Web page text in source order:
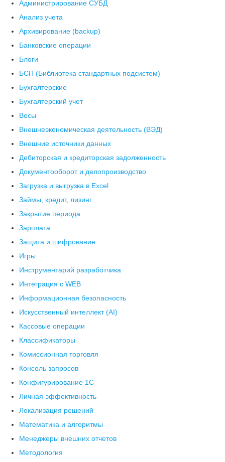
Администрирование СУБД
Анализ учета
Архивирование (backup)
Банковские операции
Блоги
БСП (Библиотека стандартных подсистем)
Бухгалтерские
Бухгалтерский учет
Весы
Внешнеэкономическая деятельность (ВЭД)
Внешние источники данных
Дебиторская и кредиторская задолженность
Документооборот и делопроизводство
Загрузка и выгрузка в Excel
Займы, кредит, лизинг
Закрытие периода
Зарплата
Защита и шифрование
Игры
Инструментарий разработчика
Интеграция с WEB
Информационная безопасность
Искусственный интеллект (AI)
Кассовые операции
Классификаторы
Комиссионная торговля
Консоль запросов
Конфигурирование 1С
Личная эффективность
Локализация решений
Математика и алгоритмы
Менеджеры внешних отчетов
Методология